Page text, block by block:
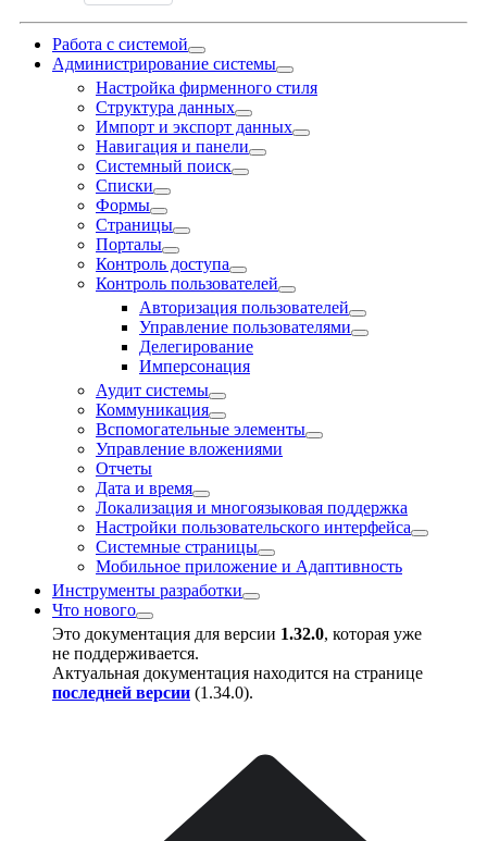
Работа с системой
Администрирование системы
Настройка фирменного стиля
Структура данных
Импорт и экспорт данных
Навигация и панели
Системный поиск
Списки
Формы
Страницы
Порталы
Контроль доступа
Контроль пользователей
Авторизация пользователей
Управление пользователями
Делегирование
Имперсонация
Аудит системы
Коммуникация
Вспомогательные элементы
Управление вложениями
Отчеты
Дата и время
Локализация и многоязыковая поддержка
Настройки пользовательского интерфейса
Системные страницы
Мобильное приложение и Адаптивность
Инструменты разработки
Что нового
Это документация для версии 1.32.0, которая уже
не поддерживается.
Актуальная документация находится на странице
последней версии (1.34.0).